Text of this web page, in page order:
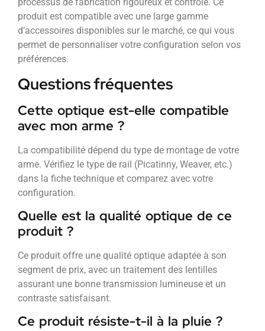
produit est compatible avec une large gamme
d’accessoires disponibles sur le marché, ce qui vous
permet de personnaliser votre configuration selon vos
préférences.
Questions fréquentes
Cette optique est-elle compatible
avec mon arme ?
La compatibilité dépend du type de montage de votre
arme. Vérifiez le type de rail (Picatinny, Weaver, etc.)
dans la fiche technique et comparez avec votre
configuration.
Quelle est la qualité optique de ce
produit ?
Ce produit offre une qualité optique adaptée à son
segment de prix, avec un traitement des lentilles
assurant une bonne transmission lumineuse et un
contraste satisfaisant.
Ce produit résiste-t-il à la pluie ?